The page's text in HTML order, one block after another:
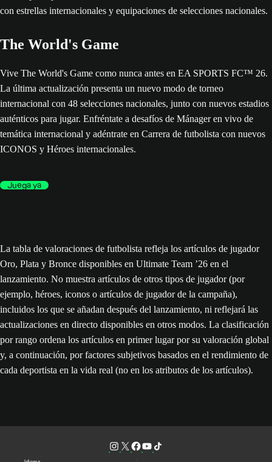
The World's Game
Vive The World's Game como nunca antes en EA SPORTS FC™ 26.
La última actualización presenta un nuevo modo de torneo
internacional con 48 selecciones nacionales, junto con nuevos estadios
auténticos para jugar. Enfréntate a desafíos de Mánager en vivo de
temática internacional y adéntrate en Carrera de futbolista con nuevos
ICONOS y Héroes internacionales.
Juega ya
La tabla de valoraciones de futbolista refleja los artículos de jugador
Oro, Plata y Bronce disponibles en Ultimate Team ’26 en el
lanzamiento. No muestra artículos de otros tipos de jugador (por
ejemplo, héroes, iconos o artículos de jugador de la campaña),
incluidos los que se añadan después del lanzamiento, ni reflejará las
actualizaciones en directo disponibles en otros modos. La clasificación
por rango ordena los artículos en primer lugar por su valoración global
y, a continuación, por factores subjetivos basados en el rendimiento de
cada deportista en la vida real (no en los atributos de los artículos).